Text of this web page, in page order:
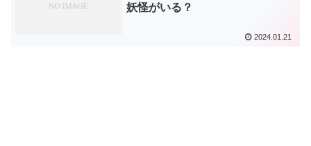
妖怪がいる？
2024.01.21